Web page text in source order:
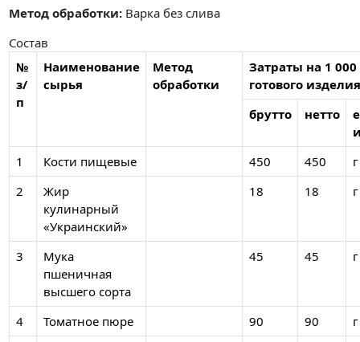
Метод обработки: Варка без слива
Состав
№
з/
п
Наименование
сырья
Метод
обработки
Затраты на 1 000
готового изделия
брутто
нетто
1
Кости пищевые 450 450
г
2
Жир
кулинарный
«Украинский»
18 18 г
3
Мука
пшеничная
высшего сорта
45 45 г
4 Томатное пюре 90 90
г